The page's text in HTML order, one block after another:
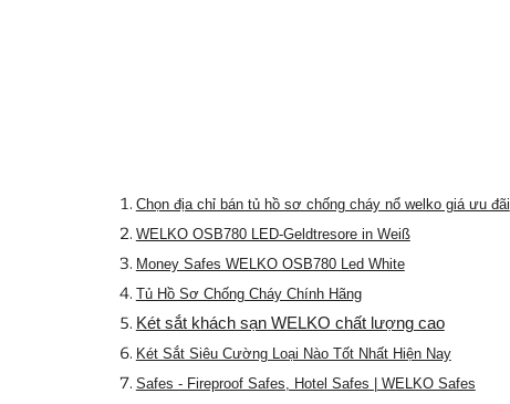
Chọn địa chỉ bán tủ hồ sơ chống cháy nổ welko giá ưu đãi
WELKO OSB780 LED-Geldtresore in Weiß
Money Safes WELKO OSB780 Led White
Tủ Hồ Sơ Chống Cháy Chính Hãng
Két sắt khách sạn WELKO chất lượng cao
Két Sắt Siêu Cường Loại Nào Tốt Nhất Hiện Nay
Safes - Fireproof Safes, Hotel Safes | WELKO Safes